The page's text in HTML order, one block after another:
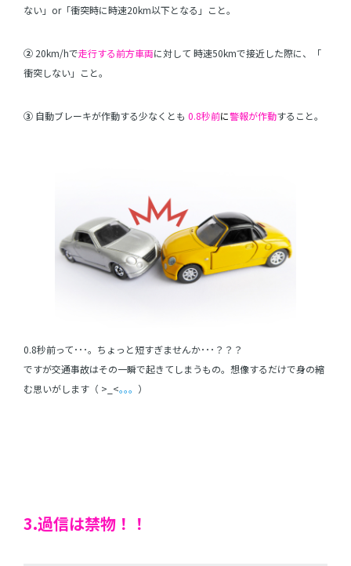
ない」or「衝突時に時速20km以下となる」こと。
② 20km/hで走行する前方車両に対して 時速50kmで接近した際に、「
衝突しない」こと。
③ 自動ブレーキが作動する少なくとも 0.8秒前に警報が作動すること。
0.8秒前って･･･。ちょっと短すぎませんか･･･？？？
ですが交通事故はその一瞬で起きてしまうもの。想像するだけで身の縮
む思いがします（ >_<｡｡。 ）
3.過信は禁物！！